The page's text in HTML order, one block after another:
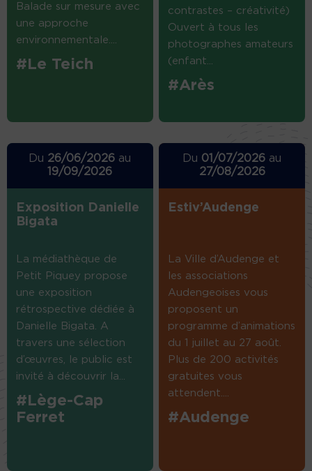
Balade sur mesure avec
une approche
environnementale....
#Le Teich
contrastes – créativité)
Ouvert à tous les
photographes amateurs
(enfant...
#Arès
Du 26/06/2026 au
19/09/2026
Exposition Danielle
Bigata
La médiathèque de
Petit Piquey propose
une exposition
rétrospective dédiée à
Danielle Bigata. A
travers une sélection
d’œuvres, le public est
invité à découvrir la...
#Lège-Cap
Ferret
Du 01/07/2026 au
27/08/2026
Estiv’Audenge
La Ville d’Audenge et
les associations
Audengeoises vous
proposent un
programme d’animations
du 1 juillet au 27 août.
Plus de 200 activités
gratuites vous
attendent....
#Audenge